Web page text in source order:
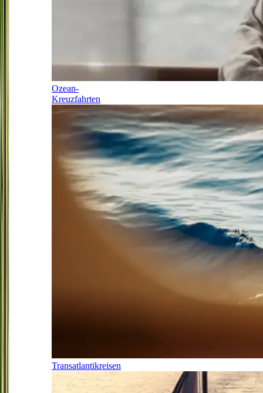
Ozean-
Kreuzfahrten
Transatlantikreisen